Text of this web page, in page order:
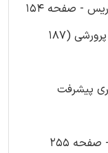
- صفحه 154
بخش 1: مهارت های آموزشی و پرورشی (187
پیشرفت
255